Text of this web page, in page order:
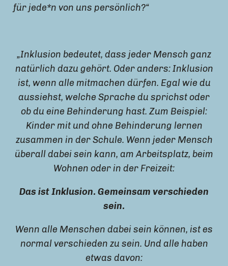
für jede*n von uns persönlich?“
„Inklusion bedeutet, dass jeder Mensch ganz
natürlich dazu gehört. Oder anders: Inklusion
ist, wenn alle mitmachen dürfen. Egal wie du
aussiehst, welche Sprache du sprichst oder
ob du eine Behinderung hast. Zum Beispiel:
Kinder mit und ohne Behinderung lernen
zusammen in der Schule. Wenn jeder Mensch
überall dabei sein kann, am Arbeitsplatz, beim
Wohnen oder in der Freizeit:
Das ist Inklusion. Gemeinsam verschieden
sein.
Wenn alle Menschen dabei sein können, ist es
normal verschieden zu sein. Und alle haben
etwas davon: